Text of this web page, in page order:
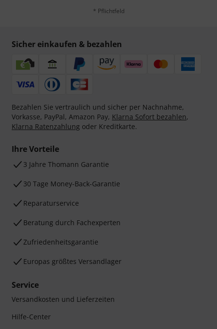
* Pflichtfeld
Sicher einkaufen & bezahlen
Bezahlen Sie vertraulich und sicher per Nachnahme,
Vorkasse, PayPal, Amazon Pay, Klarna Sofort bezahlen,
Klarna Ratenzahlung oder Kreditkarte.
Ihre Vorteile
3 Jahre Thomann Garantie
30 Tage Money-Back-Garantie
Reparaturservice
Beratung durch Fachexperten
Zufriedenheitsgarantie
Europas größtes Versandlager
Service
Versandkosten und Lieferzeiten
Hilfe-Center